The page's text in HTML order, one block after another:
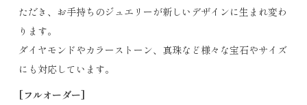
ただき、お手持ちのジュエリーが新しいデザインに生まれ変わ
ります。
ダイヤモンドやカラーストーン、真珠など様々な宝石やサイズ
にも対応しています。
[フルオーダー]